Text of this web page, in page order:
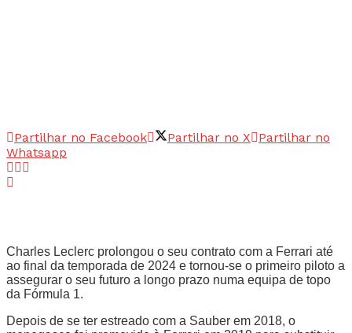
Partilhar no Facebook Partilhar no X
Partilhar no
Whatsapp
Charles Leclerc prolongou o seu contrato com a Ferrari até
ao final da temporada de 2024 e tornou-se o primeiro piloto a
assegurar o seu futuro a longo prazo numa equipa de topo
da Fórmula 1.
Depois de se ter estreado com a Sauber em 2018, o